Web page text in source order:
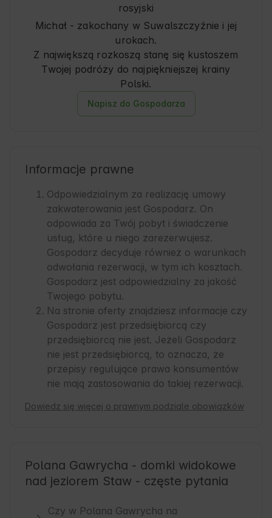
rosyjski
Michał - zakochany w Suwalszczyźnie i jej
urokach.
Z największą rozkoszą stanę się kustoszem
Twojej podróży do najpiękniejszej krainy
Polski.
Napisz do Gospodarza
Informacje prawne
Odpowiedzialnym za realizację umowy
zakwaterowania jest Gospodarz. On
odpowiada za Twój pobyt i świadczenie
usług, które u niego zarezerwujesz.
Gospodarz decyduje również o warunkach
odwołania rezerwacji, w tym ich kosztach.
Gospodarz jest odpowiedzialny za jakość
Twojego pobytu.
Na stronie oferty znajdziesz informacje czy
Gospodarz jest przedsiębiorcą czy
przedsiębiorcą nie jest. Jeżeli Gospodarz
nie jest przedsiębiorcą, to oznacza, że
przepisy regulujące prawa konsumentów
nie mają zastosowania do takiej rezerwacji.
Dowiedz się więcej o prawnym podziale obowiązków
Polana Gawrycha - domki widokowe
nad jeziorem Staw - częste pytania
Czy w Polana Gawrycha na